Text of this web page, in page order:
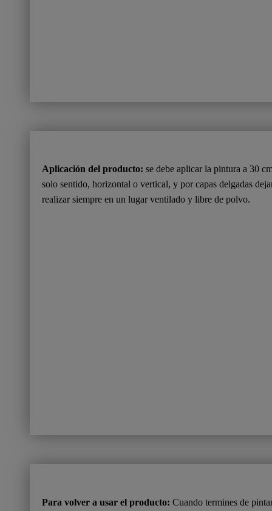
Aplicación del producto: se debe aplicar la pintura a 30
solo sentido, horizontal o vertical, y por capas delgadas
realizar siempre en un lugar ventilado y libre de polvo.
Para volver a usar el producto: Cuando termines de